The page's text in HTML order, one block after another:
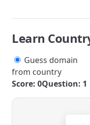
Learn
Guess domain
from country
Score: 0Question: 1